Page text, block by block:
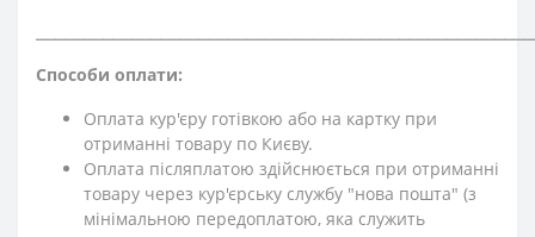
Способи оплати:
Оплата кур'єру готівкою або на картку при
отриманні товару по Києву.
Оплата післяплатою здійснюється при отриманні
товару через кур'єрську службу "нова пошта" (з
мінімальною передоплатою, яка служить